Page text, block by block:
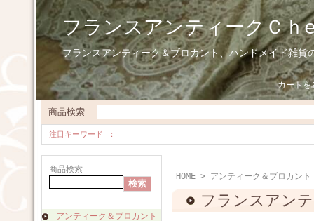
フランスアンティークＣｈ
フランスアンティーク＆ブロカント、ハンドメイド雑貨
カートを
商品検索
注目キーワード
商品検索
アンティーク＆ブロカント
HOME> アンティーク＆ブロカント
フランスアン